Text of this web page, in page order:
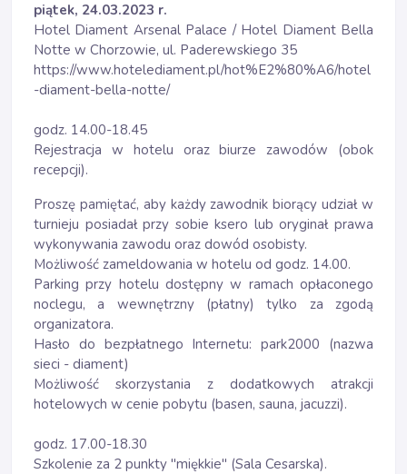
piątek, 24.03.2023 r.
Hotel Diament Arsenal Palace / Hotel Diament Bella
Notte w Chorzowie, ul. Paderewskiego 35
https://www.hotelediament.pl/hot%E2%80%A6/hotel
-diament-bella-notte/
godz. 14.00-18.45
Rejestracja w hotelu oraz biurze zawodów (obok
recepcji).
Proszę pamiętać, aby każdy zawodnik biorący udział w
turnieju posiadał przy sobie ksero lub oryginał prawa
wykonywania zawodu oraz dowód osobisty.
Możliwość zameldowania w hotelu od godz. 14.00.
Parking przy hotelu dostępny w ramach opłaconego
noclegu, a wewnętrzny (płatny) tylko za zgodą
organizatora.
Hasło do bezpłatnego Internetu: park2000 (nazwa
sieci - diament)
Możliwość skorzystania z dodatkowych atrakcji
hotelowych w cenie pobytu (basen, sauna, jacuzzi).
godz. 17.00-18.30
Szkolenie za 2 punkty "miękkie" (Sala Cesarska).